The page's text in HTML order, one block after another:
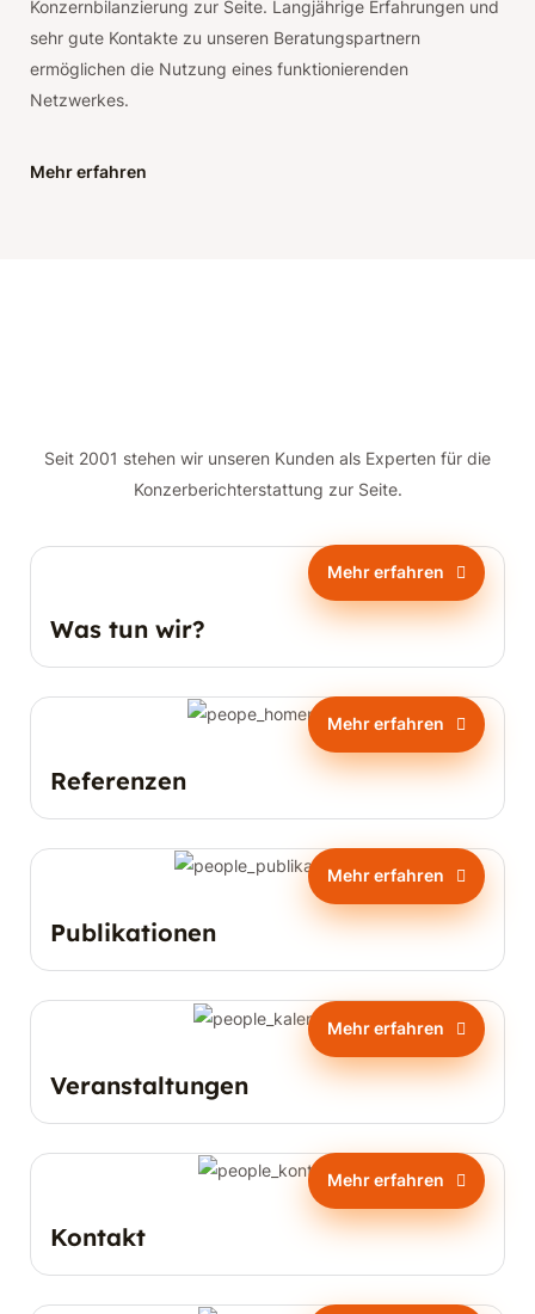
Konzernbilanzierung zur Seite. Langjährige Erfahrungen und
sehr gute Kontakte zu unseren Beratungspartnern
ermöglichen die Nutzung eines funktionierenden
Netzwerkes.
Mehr erfahren
Seit 2001 stehen wir unseren Kunden als Experten für die
Konzerberichterstattung zur Seite.
Mehr erfahren
Was tun wir?
Mehr erfahren
Referenzen
Mehr erfahren
Publikationen
Mehr erfahren
Veranstaltungen
Mehr erfahren
Kontakt